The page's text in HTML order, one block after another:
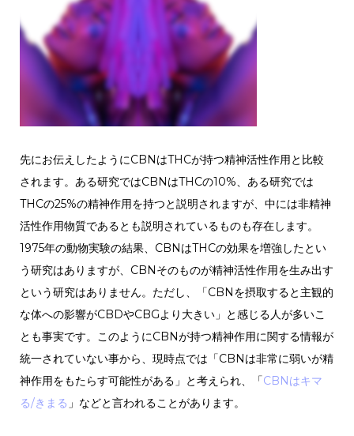
先にお伝えしたようにCBNはTHCが持つ精神活性作用と比較
されます。ある研究ではCBNはTHCの10%、ある研究では
THCの25%の精神作用を持つと説明されますが、中には非精神
活性作用物質であるとも説明されているものも存在します。
1975年の動物実験の結果、CBNはTHCの効果を増強したとい
う研究はありますが、CBNそのものが精神活性作用を生み出す
という研究はありません。ただし、「CBNを摂取すると主観的
な体への影響がCBDやCBGより大きい」と感じる人が多いこ
とも事実です。このようにCBNが持つ精神作用に関する情報が
統一されていない事から、現時点では「CBNは非常に弱いが精
神作用をもたらす可能性がある」と考えられ、「CBNはキマ
る/きまる 」などと言われることがあります。